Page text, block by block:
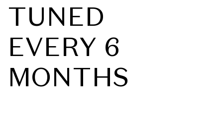
TUNED
EVERY 6
MONTHS